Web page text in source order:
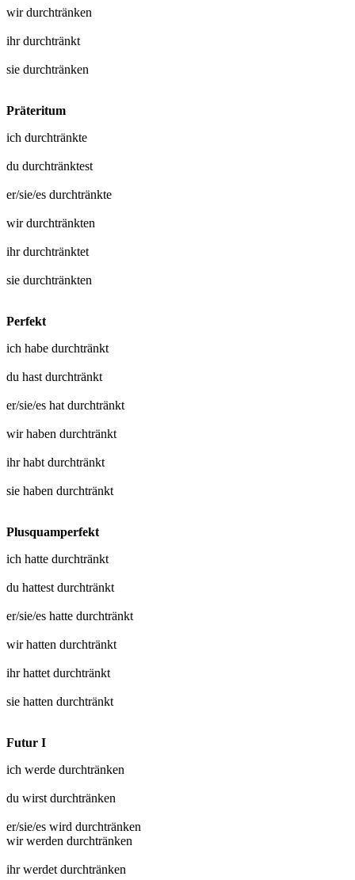
wirdurchtränken
ihrdurchtränkt
sie durchtränken
Präteritum
ich durchtränkte
du durchtränktest
er/sie/es durchtränkte
wirdurchtränkten
ihrdurchtränktet
sie durchtränkten
Perfekt
ich habe durchtränkt
du hastdurchtränkt
er/sie/es hatdurchtränkt
wir haben durchtränkt
ihr habtdurchtränkt
sie haben durchtränkt
Plusquamperfekt
ich hatte durchtränkt
du hattestdurchtränkt
er/sie/es hatte durchtränkt
wir hatten durchtränkt
ihr hattetdurchtränkt
sie hatten durchtränkt
Futur I
ich werde durchtränken
du wirstdurchtränken
er/sie/es wird durchtränken
wir werden durchtränken
ihr werdetdurchtränken